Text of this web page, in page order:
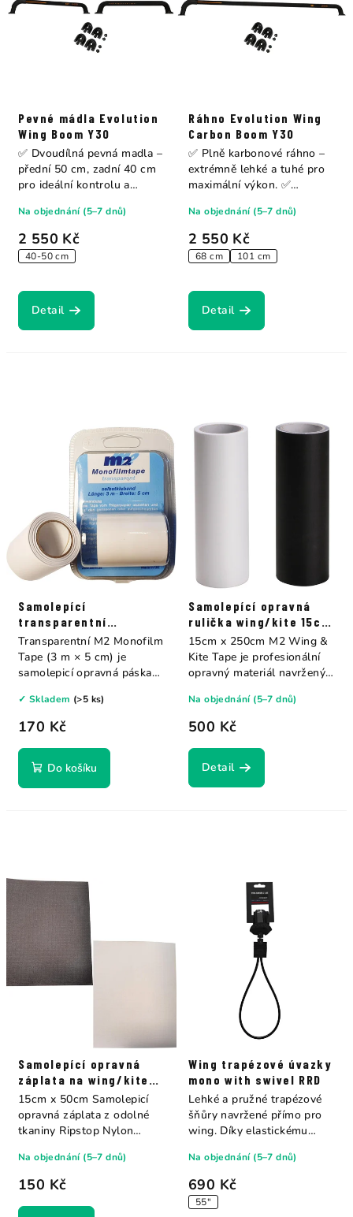
Pevné mádla Evolution
Wing Boom Y30
2 550 Kč
40-50 cm
Na objednání (5–7 dnů)
Detail
✅ Dvoudílná pevná madla –
přední 50 cm, zadní 40 cm
pro ideální kontrolu a
Ráhno Evolution Wing
Carbon Boom Y30
2 550 Kč
68 cm 101 cm
Na objednání (5–7 dnů)
Detail
✅ Plně karbonové ráhno –
extrémně lehké a tuhé pro
maximální výkon. ✅
Samolepící
transparentní
Monofilm Tape 3m x
5cm M2
170 Kč
✓ Skladem (>5 ks)
Do košíku
Transparentní M2 Monofilm
Tape (3 m × 5 cm) je
samolepicí opravná páska
Samolepící opravná
rulička wing/kite 15cm
x 250cm Tape M2
500 Kč
Na objednání (5–7 dnů)
Detail
15cm x 250cm M2 Wing &
Kite Tape je profesionální
opravný materiál navržený
Samolepící opravná
záplata na wing/kite
15cm x 50cm Tape M2
150 Kč
Na objednání (5–7 dnů)
15cm x 50cm Samolepicí
opravná záplata z odolné
tkaniny Ripstop Nylon
Wing trapézové úvazky
mono with swivel RRD
690 Kč
55"
Na objednání (5–7 dnů)
Lehké a pružné trapézové
šňůry navržené přímo pro
wing. Díky elastickému